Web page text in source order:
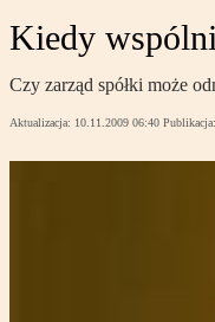
Kiedy
Czy zarząd spółki może
Aktualizacja: 10.11.2009 06:40 Publikacja: